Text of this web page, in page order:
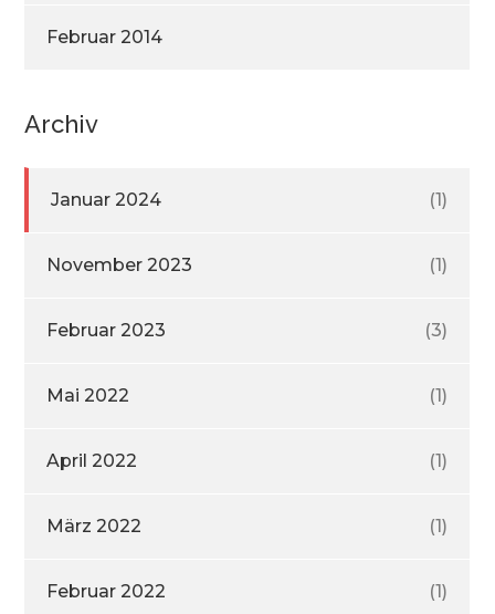
Februar 2014
Archiv
Januar 2024 (1)
November 2023 (1)
Februar 2023 (3)
Mai 2022 (1)
April 2022 (1)
März 2022 (1)
Februar 2022 (1)